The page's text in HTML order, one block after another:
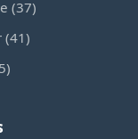
(37)
(41)